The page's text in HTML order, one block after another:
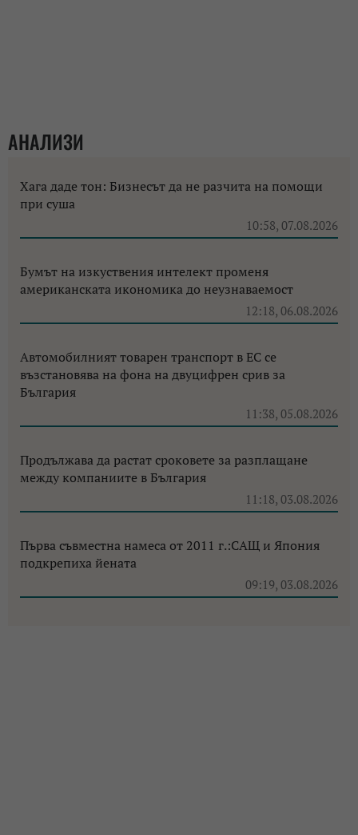
АНАЛИЗИ
Хага даде тон: Бизнесът да не разчита на помощи
при суша
10:58, 07.08.2026
Бумът на изкуствения интелект променя
американската икономика до неузнаваемост
12:18, 06.08.2026
Автомобилният товарен транспорт в ЕС се
възстановява на фона на двуцифрен срив за
България
11:38, 05.08.2026
Продължава да растат сроковете за разплащане
между компаниите в България
11:18, 03.08.2026
Първа съвместна намеса от 2011 г.:САЩ и Япония
подкрепиха йената
09:19, 03.08.2026